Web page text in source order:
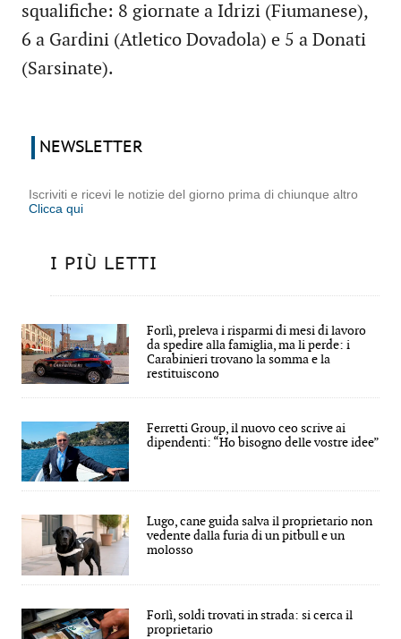
squalifiche: 8 giornate a Idrizi (Fiumanese),
6 a Gardini (Atletico Dovadola) e 5 a Donati
(Sarsinate).
NEWSLETTER
Iscriviti e ricevi le notizie del giorno prima di chiunque altro
Clicca qui
I PIÙ LETTI
Forlì, preleva i risparmi di mesi di lavoro
da spedire alla famiglia, ma li perde: i
Carabinieri trovano la somma e la
restituiscono
Ferretti Group, il nuovo ceo scrive ai
dipendenti: “Ho bisogno delle vostre idee”
Lugo, cane guida salva il proprietario non
vedente dalla furia di un pitbull e un
molosso
Forlì, soldi trovati in strada: si cerca il
proprietario